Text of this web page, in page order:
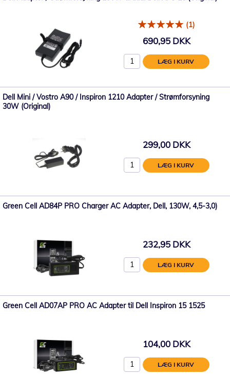
(1)
690,95 DKK
LÆG I KURV
Dell Mini / Vostro A90 / Inspiron 1210 Adapter / Strømforsyning
30W (Original)
299,00 DKK
LÆG I KURV
Green Cell AD84P PRO Charger AC Adapter, Dell, 130W, 4,5-3,0)
232,95 DKK
LÆG I KURV
Green Cell AD07AP PRO AC Adapter til Dell Inspiron 15 1525
104,00 DKK
LÆG I KURV